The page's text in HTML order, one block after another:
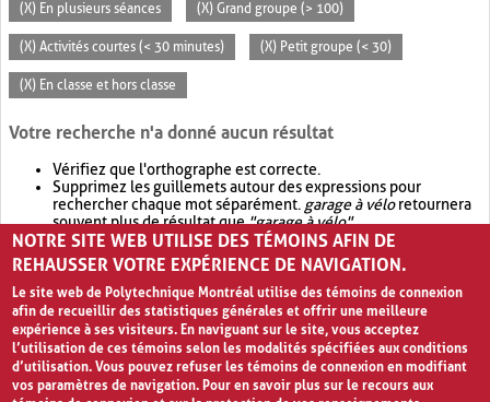
(X) En plusieurs séances (X) Grand groupe (> 100)
(X) Activités courtes (< 30 minutes) (X) Petit groupe (< 30)
(X) En classe et hors classe
Votre recherche n'a donné aucun résultat
Vérifiez que l'orthographe est correcte.
Supprimez les guillemets autour des expressions pour
rechercher chaque mot séparément. garage à véloretournera
souvent plus de résultat que"garage à vélo".
Envisagez d'élargir votre recherche avec OR.garage OR vélo
retournera souvent plus de résultat quegarage à vélo
NOTRE SITE WEB UTILISE DES TÉMOINS AFIN DE
REHAUSSER VOTRE EXPÉRIENCE DE NAVIGATION.
Le site web de Polytechnique Montréal utilise des témoins de connexion
afin de recueillir des statistiques générales et offrir une meilleure
expérience à ses visiteurs. En naviguant sur le site, vous acceptez
l’utilisation de ces témoins selon les modalités spécifiées aux conditions
d’utilisation. Vous pouvez refuser les témoins de connexion en modifiant
vos paramètres de navigation. Pour en savoir plus sur le recours aux